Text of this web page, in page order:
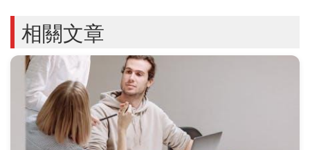
相關文章